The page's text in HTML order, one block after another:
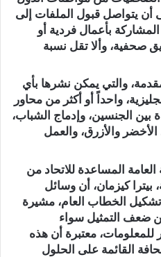
أن يتواصل قبول الملفات إلى
2026. ويمكن المشاركة بأعمال فردية أو
صحفية، وألا تقل نسبة
والتي يمكن نشرها بأي
واحداً أو أكثر من محاور
بين الجنسين، وإدماج الشباب،
الأخضر والأزرق، والعمل
المساعدة للاتحاد من
بيترا كيزمان، أن وسائل
تشكيل الخطاب العام، مشيرة
ضعف التمثيل سواء
معتبرة أن هذه
القائمة على الحلول